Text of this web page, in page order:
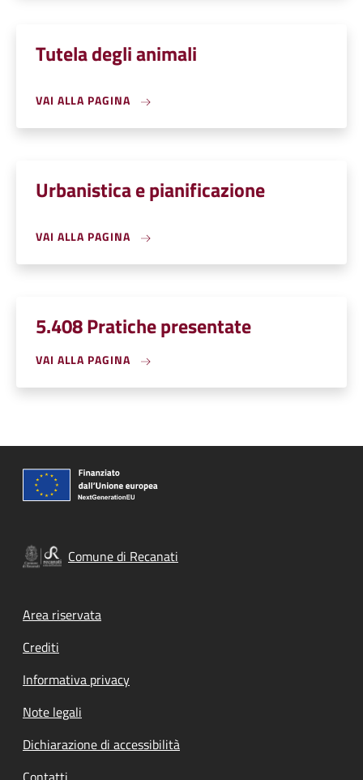
Tutela degli animali
VAI ALLA PAGINA
Urbanistica e pianificazione
VAI ALLA PAGINA
5.408 Pratiche presentate
VAI ALLA PAGINA
Comune di Recanati
Footer menu
Area riservata
Crediti
Informativa privacy
Note legali
Dichiarazione di accessibilità